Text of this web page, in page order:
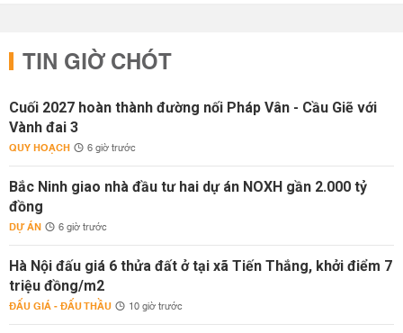
TIN GIỜ CHÓT
Cuối 2027 hoàn thành đường nối Pháp Vân - Cầu Giẽ với
Vành đai 3
QUY HOẠCH 6 giờ trước
Bắc Ninh giao nhà đầu tư hai dự án NOXH gần 2.000 tỷ
đồng
DỰ ÁN 6 giờ trước
Hà Nội đấu giá 6 thửa đất ở tại xã Tiến Thắng, khởi điểm 7
triệu đồng/m2
ĐẤU GIÁ - ĐẤU THẦU 10 giờ trước